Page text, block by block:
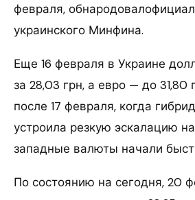
февраля,
украинского Минфина.
Еще 16 февраля в Украине
за 28,03 грн, а евро — до 31,80
после 17 февраля, когда
устроила резкую эскалацию
западные валюты начали
По состоянию на сегодня, 20